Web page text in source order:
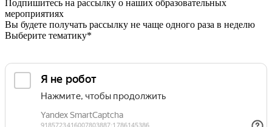
Подпишитесь на рассылку о наших образовательных
мероприятиях
Вы будете получать рассылку не чаще одного раза в неделю
Выберите тематику*